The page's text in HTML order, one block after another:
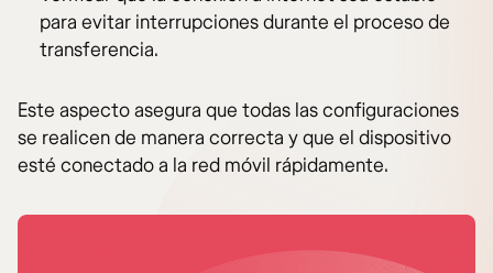
para evitar interrupciones durante el proceso de
transferencia.
Este aspecto asegura que todas las configuraciones
se realicen de manera correcta y que el dispositivo
esté conectado a la red móvil rápidamente.